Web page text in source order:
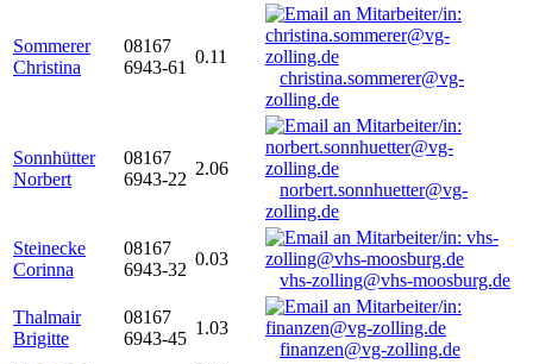
Sommerer
Christina
08167
6943-61
0.11
christina.sommerer@vg-
zolling.de
Sonnhütter
Norbert
08167
6943-22
2.06
norbert.sonnhuetter@vg-
zolling.de
Steinecke
Corinna
08167
6943-32
0.03
vhs-zolling@vhs-moosburg.de
Thalmair
Brigitte
08167
6943-45
1.03
finanzen@vg-zolling.de